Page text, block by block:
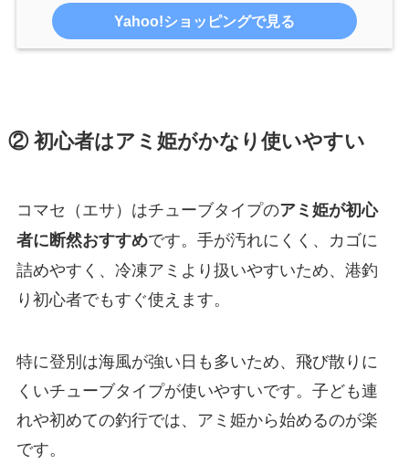
Yahoo!ショッピングで見る
② 初心者はアミ姫がかなり使いやすい
コマセ（エサ）はチューブタイプのアミ姫が初心
者に断然おすすめです。手が汚れにくく、カゴに
詰めやすく、冷凍アミより扱いやすいため、港釣
り初心者でもすぐ使えます。
特に登別は海風が強い日も多いため、飛び散りに
くいチューブタイプが使いやすいです。子ども連
れや初めての釣行では、アミ姫から始めるのが楽
です。